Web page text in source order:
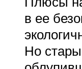
в ее
Но